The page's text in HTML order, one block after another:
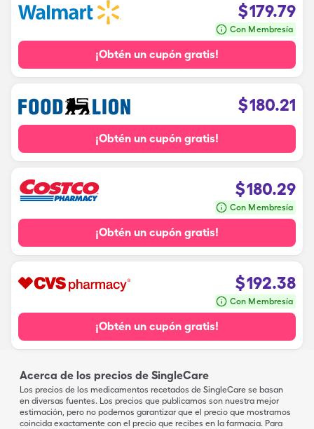
$179.79
Con Membresía
¡Obtén un cupón gratis!
$180.21
¡Obtén un cupón gratis!
$180.29
Con Membresía
¡Obtén un cupón gratis!
$192.38
Con Membresía
¡Obtén un cupón gratis!
Acerca de los precios de SingleCare
Los precios de los medicamentos recetados de SingleCare se basan
en diversas fuentes. Los precios que publicamos son nuestra mejor
estimación, pero no podemos garantizar que el precio que mostramos
coincida exactamente con el precio que recibes en la farmacia. Para